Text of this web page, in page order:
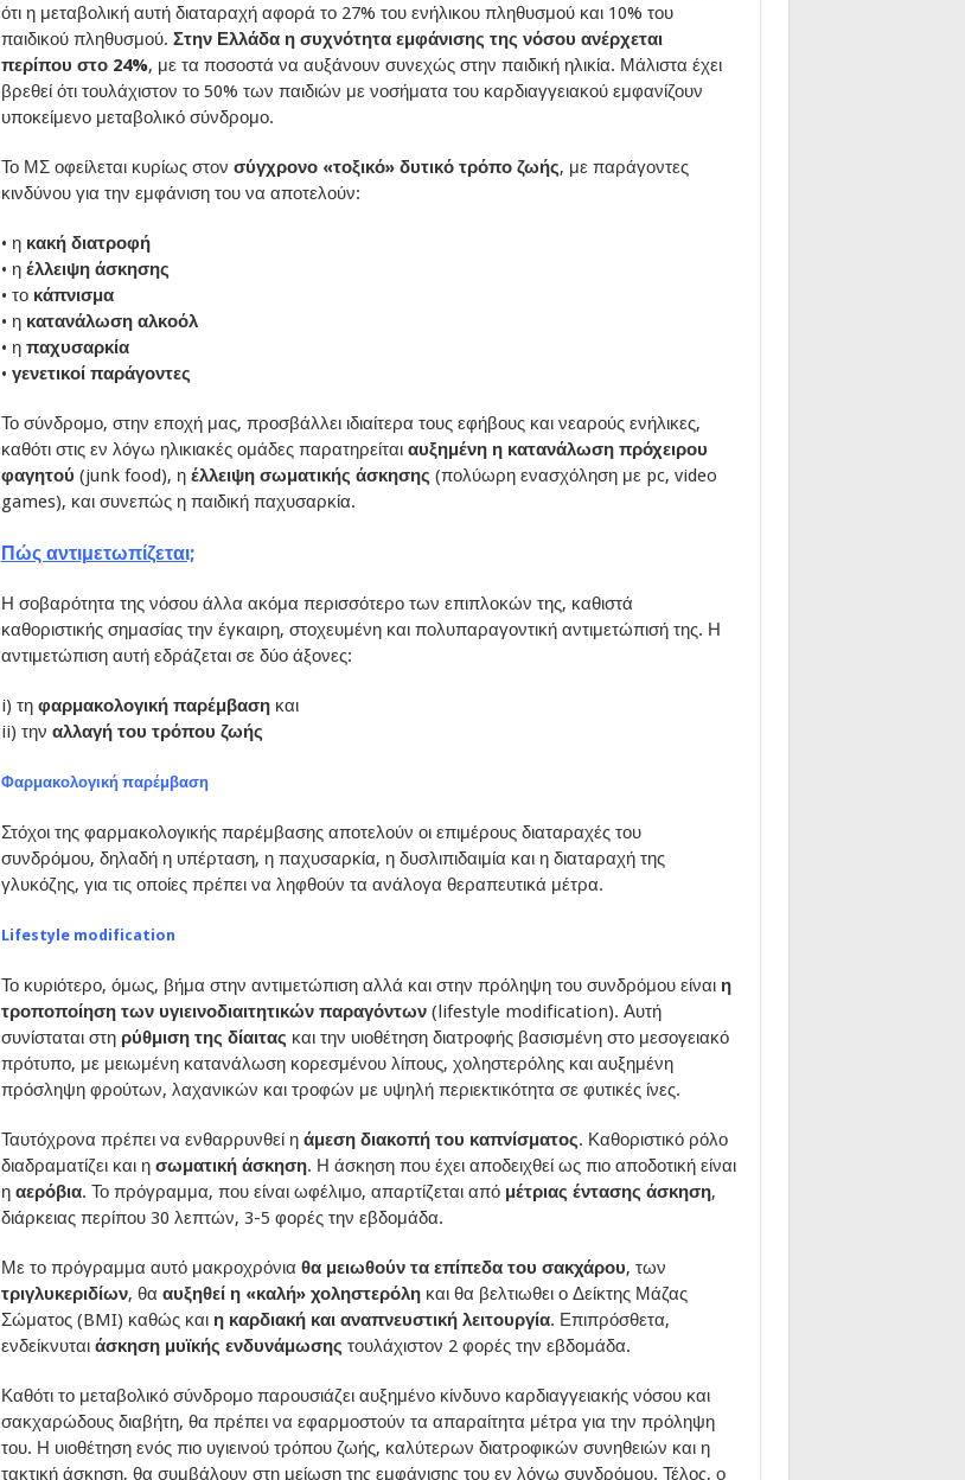
ότι η μεταβολική αυτή διαταραχή αφορά το 27% του ενήλικου πληθυσμού και 10% του
παιδικού πληθυσμού. Στην Ελλάδα η συχνότητα εμφάνισης της νόσου ανέρχεται
περίπου στο 24%, με τα ποσοστά να αυξάνουν συνεχώς στην παιδική ηλικία. Μάλιστα έχει
βρεθεί ότι τουλάχιστον το 50% των παιδιών με νοσήματα του καρδιαγγειακού εμφανίζουν
υποκείμενο μεταβολικό σύνδρομο.
Το ΜΣ οφείλεται κυρίως στον σύγχρονο «τοξικό» δυτικό τρόπο ζωής, με παράγοντες
κινδύνου για την εμφάνιση του να αποτελούν:
• ηκακή διατροφή
• η έλλειψη άσκησης
• το κάπνισμα
• η κατανάλωση αλκοόλ
• η παχυσαρκία
• γενετικοί παράγοντες
Το σύνδρομο, στην εποχή μας, προσβάλλει ιδιαίτερα τους εφήβους και νεαρούς ενήλικες,
καθότι στις εν λόγω ηλικιακές ομάδες παρατηρείται αυξημένη η κατανάλωση πρόχειρου
φαγητού (junk food), η έλλειψη σωματικής άσκησης (πολύωρη ενασχόληση με pc, video
games), και συνεπώς η παιδική παχυσαρκία.
Πώς αντιμετωπίζεται;
Η σοβαρότητα της νόσου άλλα ακόμα περισσότερο των επιπλοκών της, καθιστά
καθοριστικής σημασίας την έγκαιρη, στοχευμένη και πολυπαραγοντική αντιμετώπισή της. Η
αντιμετώπιση αυτή εδράζεται σε δύο άξονες:
i) τηφαρμακολογική παρέμβασηκαι
ii) την αλλαγή του τρόπου ζωής
Φαρμακολογική παρέμβαση
Στόχοι της φαρμακολογικής παρέμβασης αποτελούν οι επιμέρους διαταραχές του
συνδρόμου, δηλαδή η υπέρταση, η παχυσαρκία, η δυσλιπιδαιμία και η διαταραχή της
γλυκόζης, για τις οποίες πρέπει να ληφθούν τα ανάλογα θεραπευτικά μέτρα.
Lifestyle modification
Το κυριότερο, όμως, βήμα στην αντιμετώπιση αλλά και στην πρόληψη του συνδρόμου είναι η
τροποποίηση των υγιεινοδιαιτητικών παραγόντων (lifestyle modification). Αυτή
συνίσταται στη ρύθμιση της δίαιτας και την υιοθέτηση διατροφής βασισμένη στο μεσογειακό
πρότυπο, με μειωμένη κατανάλωση κορεσμένου λίπους, χοληστερόλης και αυξημένη
πρόσληψη φρούτων, λαχανικών και τροφών με υψηλή περιεκτικότητα σε φυτικές ίνες.
Ταυτόχρονα πρέπει να ενθαρρυνθεί η άμεση διακοπή του καπνίσματος. Καθοριστικό ρόλο
διαδραματίζει και η σωματική άσκηση. Η άσκηση που έχει αποδειχθεί ως πιο αποδοτική είναι
η αερόβια. Το πρόγραμμα, που είναι ωφέλιμο, απαρτίζεται από μέτριας έντασης άσκηση,
διάρκειας περίπου 30 λεπτών, 3-5 φορές την εβδομάδα.
Με το πρόγραμμα αυτό μακροχρόνια θα μειωθούν τα επίπεδα του σακχάρου, των
τριγλυκεριδίων, θα αυξηθεί η «καλή» χοληστερόληκαι θα βελτιωθει ο Δείκτης Μάζας
Σώματος (BMI) καθώς και η καρδιακή και αναπνευστική λειτουργία. Επιπρόσθετα,
ενδείκνυταιάσκηση μυϊκής ενδυνάμωσης τουλάχιστον 2 φορές την εβδομάδα.
Καθότι το μεταβολικό σύνδρομο παρουσιάζει αυξημένο κίνδυνο καρδιαγγειακής νόσου και
σακχαρώδους διαβήτη, θα πρέπει να εφαρμοστούν τα απαραίτητα μέτρα για την πρόληψη
του. Η υιοθέτηση ενός πιο υγιεινού τρόπου ζωής, καλύτερων διατροφικών συνηθειών και η
τακτική άσκηση, θα συμβάλουν στη μείωση της εμφάνισης του εν λόγω συνδρόμου. Τέλος, ο